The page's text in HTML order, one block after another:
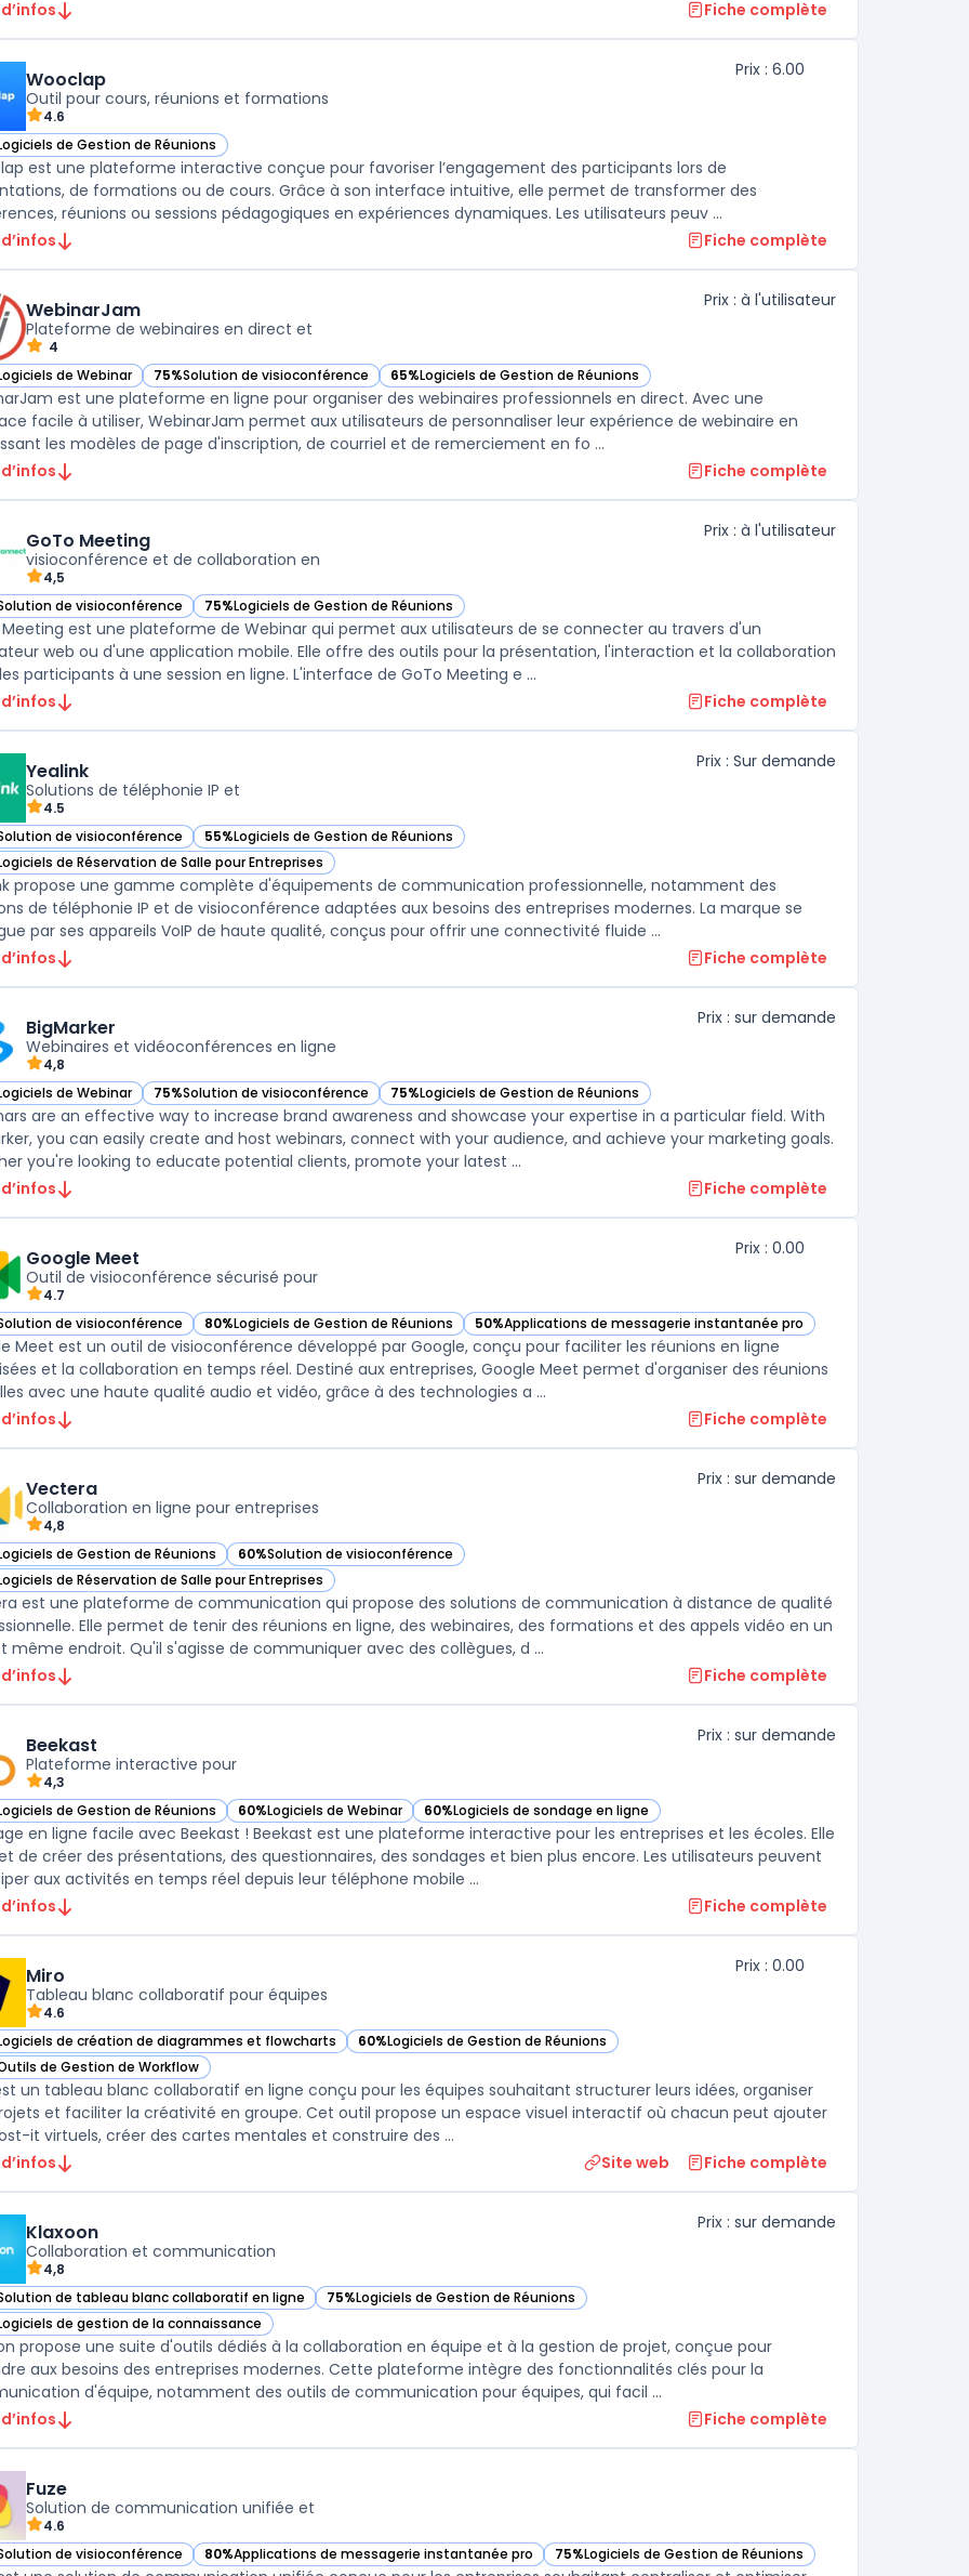
Fiche complète
Wooclap
Outil pour cours, réunions et formations
4.6
Prix : 6.00
de Gestion de Réunions
Wooclap dans cette catégorie
est une plateforme interactive conçue pour favoriser l’engagement des participants lors de
de formations ou de cours. Grâce à son interface intuitive, elle permet de transformer des
réunions ou sessions pédagogiques en expériences dynamiques. Les utilisateurs peuv ...
Fiche complète
WebinarJam
Plateforme de webinaires en direct et
4
Prix : à l'utilisateur
de Webinar
WebinarJam dans cette catégorie
75%Solution de visioconférence
— voir WebinarJam dans cette catégorie
65%Logiciels de Gestion de Réunions
— voir WebinarJam dans cette catégorie
est une plateforme en ligne pour organiser des webinaires professionnels en direct. Avec une
facile à utiliser, WebinarJam permet aux utilisateurs de personnaliser leur expérience de webinaire en
les modèles de page d'inscription, de courriel et de remerciement en fo ...
Fiche complète
GoTo Meeting
visioconférence et de collaboration en
4,5
Prix : à l'utilisateur
de visioconférence
GoTo Meeting dans cette catégorie
75%Logiciels de Gestion de Réunions
— voir GoTo Meeting dans cette catégorie
Meeting est une plateforme de Webinar qui permet aux utilisateurs de se connecter au travers d'un
web ou d'une application mobile. Elle offre des outils pour la présentation, l'interaction et la collaboration
participants à une session en ligne. L'interface de GoTo Meeting e ...
Fiche complète
Yealink
Solutions de téléphonie IP et
4.5
Prix : Sur demande
de visioconférence
Yealink dans cette catégorie 55%Logiciels de Gestion de Réunions
— voir Yealink dans cette catégorie
de Réservation de Salle pour Entreprises
Yealink dans cette catégorie
propose une gamme complète d'équipements de communication professionnelle, notamment des
de téléphonie IP et de visioconférence adaptées aux besoins des entreprises modernes. La marque se
distingue par ses appareils VoIP de haute qualité, conçus pour offrir une connectivité fluide ...
Fiche complète
BigMarker
Webinaires et vidéoconférences en ligne
4,8
Prix : sur demande
de Webinar
BigMarker dans cette catégorie
75%Solution de visioconférence
— voir BigMarker dans cette catégorie75%Logiciels de Gestion de Réunions
— voir BigMarker dans cette catégorie
are an effective way to increase brand awareness and showcase your expertise in a particular field. With
you can easily create and host webinars, connect with your audience, and achieve your marketing goals.
you're looking to educate potential clients, promote your latest ...
Fiche complète
Google Meet
Outil de visioconférence sécurisé pour
4.7
Prix : 0.00
de visioconférence
Google Meet dans cette catégorie
80%Logiciels de Gestion de Réunions
— voir Google Meet dans cette catégorie50%Applications de messagerie instantanée pro
— voir Google Meet dans cette catégorie
Meet est un outil de visioconférence développé par Google, conçu pour faciliter les réunions en ligne
et la collaboration en temps réel. Destiné aux entreprises, Google Meet permet d'organiser des réunions
avec une haute qualité audio et vidéo, grâce à des technologies a ...
Fiche complète
Vectera
Collaboration en ligne pour entreprises
4,8
Prix : sur demande
de Gestion de Réunions
Vectera dans cette catégorie 60%Solution de visioconférence
— voir Vectera dans cette catégorie
de Réservation de Salle pour Entreprises
Vectera dans cette catégorie
est une plateforme de communication qui propose des solutions de communication à distance de qualité
Elle permet de tenir des réunions en ligne, des webinaires, des formations et des appels vidéo en un
même endroit. Qu'il s'agisse de communiquer avec des collègues, d ...
Fiche complète
Beekast
Plateforme interactive pour
4,3
Prix : sur demande
de Gestion de Réunions
Beekast dans cette catégorie 60%Logiciels de Webinar
— voir Beekast dans cette catégorie
60%Logiciels de sondage en ligne
— voir Beekast dans cette catégorie
en ligne facile avec Beekast ! Beekast est une plateforme interactive pour les entreprises et les écoles. Elle
de créer des présentations, des questionnaires, des sondages et bien plus encore. Les utilisateurs peuvent
aux activités en temps réel depuis leur téléphone mobile ...
Fiche complète
Miro
Tableau blanc collaboratif pour équipes
4.6
Prix : 0.00
de création de diagrammes et flowcharts
Miro dans cette catégorie 60%Logiciels de Gestion de Réunions
— voir Miro dans cette catégorie
de Gestion de Workflow
Miro dans cette catégorie
un tableau blanc collaboratif en ligne conçu pour les équipes souhaitant structurer leurs idées, organiser
et faciliter la créativité en groupe. Cet outil propose un espace visuel interactif où chacun peut ajouter
it virtuels, créer des cartes mentales et construire des ...
Site web Fiche complète
Klaxoon
Collaboration et communication
4,8
Prix : sur demande
de tableau blanc collaboratif en ligne
Klaxoon dans cette catégorie 75%Logiciels de Gestion de Réunions
— voir Klaxoon dans cette catégorie
de gestion de la connaissance
Klaxoon dans cette catégorie
propose une suite d'outils dédiés à la collaboration en équipe et à la gestion de projet, conçue pour
aux besoins des entreprises modernes. Cette plateforme intègre des fonctionnalités clés pour la
d'équipe, notamment des outils de communication pour équipes, qui facil ...
Fiche complète
Fuze
Solution de communication unifiée et
4.6
de visioconférence
Fuze dans cette catégorie 80%Applications de messagerie instantanée pro
— voir Fuze dans cette catégorie 75%Logiciels de Gestion de Réunions
— voir Fuze dans cette catégorie